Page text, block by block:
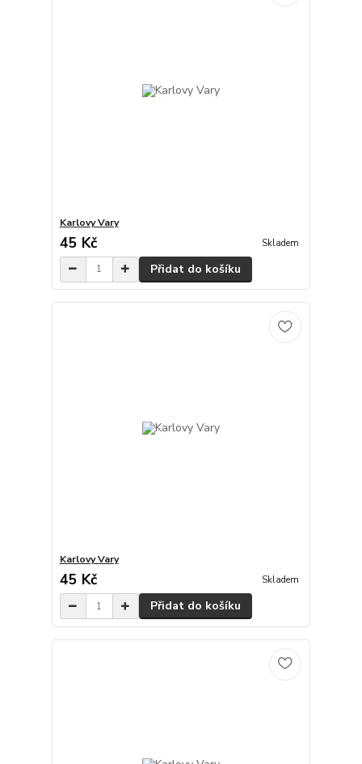
Karlovy Vary
45 Kč Skladem
Přidat do košíku
Karlovy Vary
45 Kč Skladem
Přidat do košíku